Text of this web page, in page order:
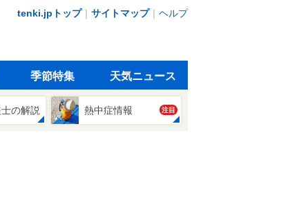
tenki.jpトップ｜ サイトマップ｜ ヘルプ
季節特集 天気ニュース
の解説 熱中症情報 注目